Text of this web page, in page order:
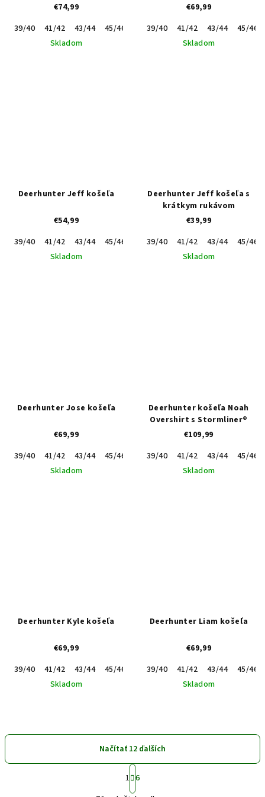
€74,99
39/40
41/42 43/44 45/46
47/48
Skladom
€69,99
39/40
41/42 43/44
45/46
Skladom
Deerhunter Jeff košeľa
€54,99
39/40
41/42 43/44 45/46 47/48 37/38
49/50
Skladom
Deerhunter Jeff košeľa s
krátkym rukávom
€39,99
39/40
41/42 43/44
45/46
Skladom
Deerhunter Jose košeľa
€69,99
39/40
41/42 43/44 45/46
47/48
Skladom
Deerhunter košeľa Noah
Overshirt s Stormliner®
€109,99
39/40
41/42 43/44
45/46
Skladom
Deerhunter Kyle košeľa
€69,99
39/40
41/42 43/44 45/46
47/48
Skladom
Deerhunter Liam košeľa
€69,99
39/40
41/42 43/44
45/46
Skladom
O
Načítať 12 ďalších
S
t
r
1 6